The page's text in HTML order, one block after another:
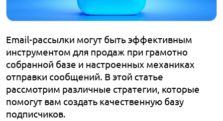
Email-рассылки могут быть эффективным
инструментом для продаж при грамотно
собранной базе и настроенных механиках
отправки сообщений. В этой статье
рассмотрим различные стратегии, которые
помогут вам создать качественную базу
подписчиков.